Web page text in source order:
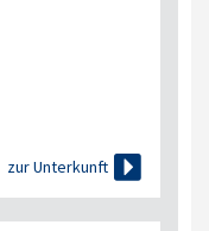
zur Unterkunft 